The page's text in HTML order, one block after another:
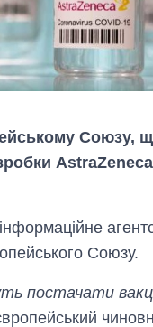
Союзу,
Союзу.
постачати